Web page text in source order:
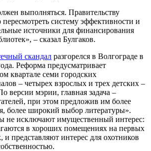
выполняться. Правительству
систему эффективности и
источники для финансирования
– сказал Булгаков.
скандал разгорелся в Волгограде в
Реформа предусматривает
квартале семи городских
– четырех взрослых и трех детских –
версии мэрии, главная задача –
при этом предложив им более
более широкий выбор литературы».
не исключают имущественный интерес:
в хороших помещениях на первых
и представляют интерес для охотников